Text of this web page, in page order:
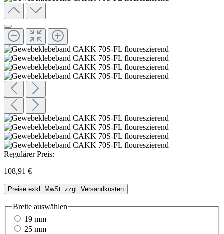
Regulärer Preis:
108,91 €
Preise exkl. MwSt. zzgl. Versandkosten
Breite auswählen
19 mm
25 mm